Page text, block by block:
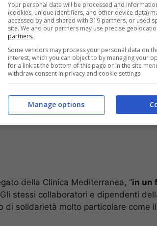
della Clinica Mediterranea, “in un
Gli stessi collaboratori e dipendenti
di solidarietà molto particolare come
Your personal data will be processed and
(cookies, unique identifiers, and other device data)
accessed by and shared with 319 partners, or used
site. We and our partners may use precise
partners.
Some vendors may process your personal data on
interest, which you can object to by managing your
for a link at the bottom of this page or in the site
withdraw consent in privacy and cookie settings.
Manage options